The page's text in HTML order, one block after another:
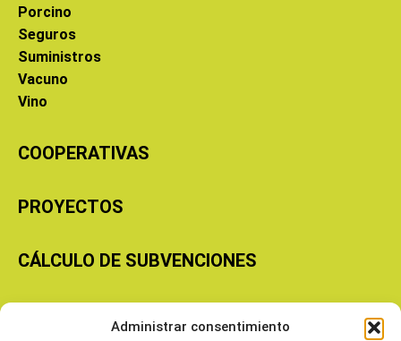
Administrar consentimiento
Porcino
Seguros
Suministros
Vacuno
Vino
COOPERATIVAS
PROYECTOS
CÁLCULO DE SUBVENCIONES